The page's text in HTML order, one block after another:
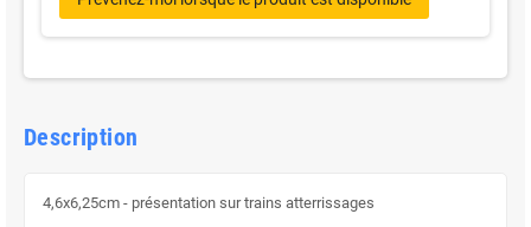
Description
4,6x6,25cm - présentation sur trains atterrissages